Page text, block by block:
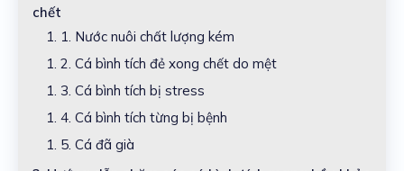
chết
1. 1. Nước nuôi chất lượng kém
1. 2. Cá bình tích đẻ xong chết do mệt
1. 3. Cá bình tích bị stress
1. 4. Cá bình tích từng bị bệnh
1. 5. Cá đã già